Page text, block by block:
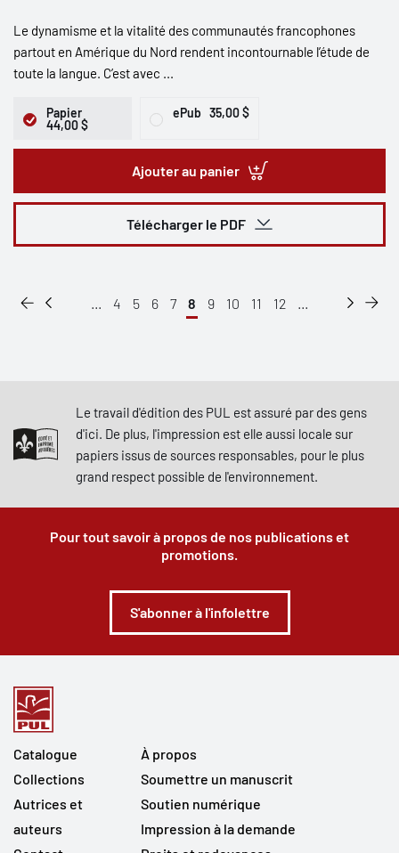
Le dynamisme et la vitalité des communautés francophones
partout en Amérique du Nord rendent incontournable l’étude de
toute la langue. C’est avec ...
Papier
44,00 $
ePub 35,00 $
Ajouter au panier
Télécharger le PDF
... 4 5 6 7 8 9 10 11 12 ...
Le travail d'édition des PUL est assuré par des gens
d'ici. De plus, l'impression est elle aussi locale sur
papiers issus de sources responsables, pour le plus
grand respect possible de l'environnement.
Pour tout savoir à propos de nos publications et
promotions.
S'abonner à l'infolettre
Catalogue
Collections
Autrices et
auteurs
À propos
Soumettre un manuscrit
Soutien numérique
Impression à la demande